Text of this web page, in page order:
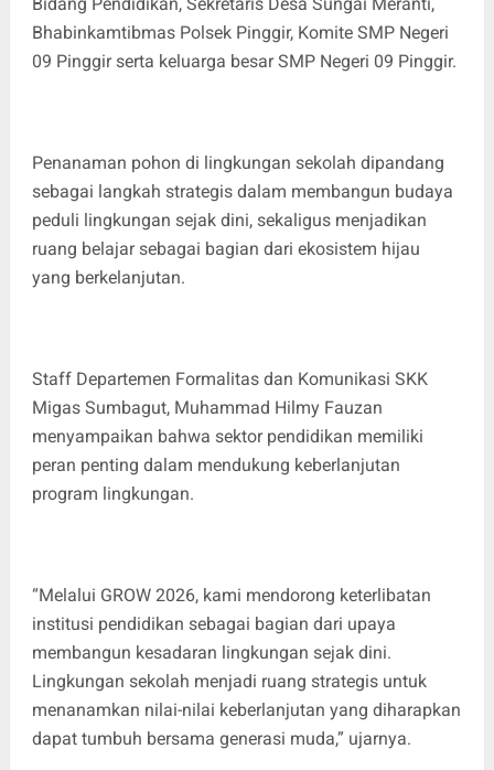
Bhabinkamtibmas Polsek Pinggir, Komite SMP Negeri
09 Pinggir serta keluarga besar SMP Negeri 09 Pinggir.
Penanaman pohon di lingkungan sekolah dipandang
sebagai langkah strategis dalam membangun budaya
peduli lingkungan sejak dini, sekaligus menjadikan
ruang belajar sebagai bagian dari ekosistem hijau
yang berkelanjutan.
Staff Departemen Formalitas dan Komunikasi SKK
Migas Sumbagut, Muhammad Hilmy Fauzan
menyampaikan bahwa sektor pendidikan memiliki
peran penting dalam mendukung keberlanjutan
program lingkungan.
“Melalui GROW 2026, kami mendorong keterlibatan
institusi pendidikan sebagai bagian dari upaya
membangun kesadaran lingkungan sejak dini.
Lingkungan sekolah menjadi ruang strategis untuk
menanamkan nilai-nilai keberlanjutan yang diharapkan
dapat tumbuh bersama generasi muda,” ujarnya.